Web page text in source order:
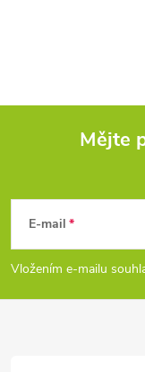
y
i
p
a
Mějte
E-mail
Vložením e-mailu